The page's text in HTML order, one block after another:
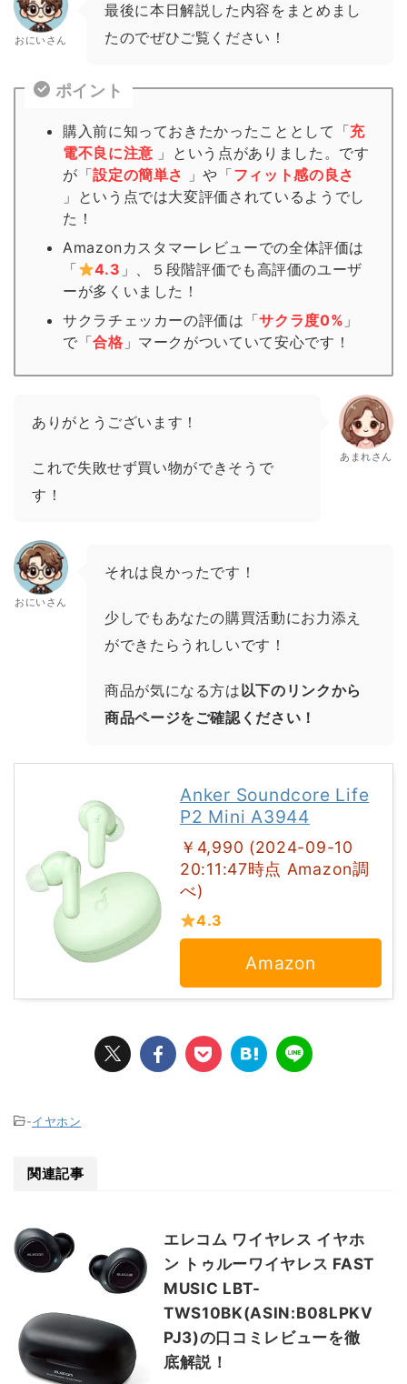
おにいさん
最後に本日解説した内容をまとめまし
たのでぜひご覧ください！
ポイント
購入前に知っておきたかったこととして「充
電不良に注意 」という点がありました。です
が「設定の簡単さ 」や「フィット感の良さ
」という点では大変評価されているようでし
た！
Amazonカスタマーレビューでの全体評価は
「
4.3 」、５段階評価でも高評価のユーザ
ーが多くいました！
サクラチェッカーの評価は「サクラ度0% 」
で「合格 」 マーク がついていて安心です！
ありがとうございます！
これで失敗せず買い物ができそうで
す！
あまれさん
おにいさん
それは良かったです！
少しでもあなたの購買活動にお力添え
ができたらうれしいです！
商品が気になる方は以下のリンクから
商品ページをご確認ください！
Anker Soundcore Life
P2 Mini A3944
￥4,990 (2024-09-10
20:11:47時点 Amazon調
べ)
4.3
Amazon
-イヤホン
関連記事
エレコム ワイヤレス イヤホ
ン トゥルーワイヤレス FAST
MUSIC LBT-
TWS10BK(ASIN:B08LPKV
PJ3)の口コミレビューを徹
底解説！